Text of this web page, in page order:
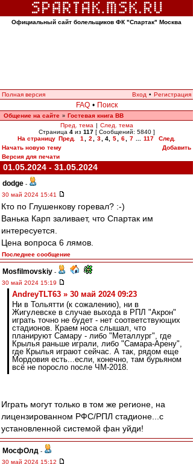
Официальный сайт болельщиков ФК "Спартак" Москва
Полная версия Вход • Регистрация
FAQ • Поиск
Общение на сайте » Гостевая книга ВВ
Пред. тема | След. тема
Страница 4из 117[ Сообщений: 5840 ]
На страницу Пред. 1 2 3 4 5 6 7 117
След.
Начать новую тему
Добавить
Версия для печати
01.05.2024 - 31.05.2024
dodge -
30 май 2024 15:41
Кто по Глушенкову горевал? :-)
Ванька Карп заливает, что Спартак им
интересуется.
Цена вопроса 6 лямов.
Последнее сообщение
Mosfilmovskiy -
30 май 2024 15:19
AndreyTLT63 » 30 май 2024 09:23
Ни в Тольятти (к сожалению), ни в
Жигулевске в случае выхода в РПЛ "Акрон"
играть точно не будет - нет соответствующих
стадионов. Краем носа слышал, что
планируют Самару - либо "Металлург", где
Крылья раньше играли, либо "Самара-Арену",
где Крылья играют сейчас. А так, рядом еще
Мордовия есть...если, конечно, там бурьяном
всё не поросло после ЧМ-2018.
Играть могут только в том же регионе, на
лицензированном РФС/РПЛ стадионе...с
установленной системой фан уйди!
МосфОлд -
30 май 2024 15:12